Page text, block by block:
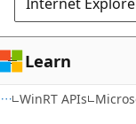
Learn
WinRT APIs